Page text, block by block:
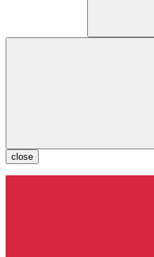
close